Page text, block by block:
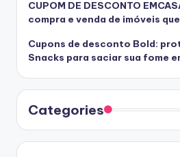
CUPOM DE DESCONTO
compra e venda de imóveis
Cupons de desconto Bold:
Snacks para saciar sua fome
Categories